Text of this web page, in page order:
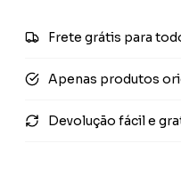
Frete grátis para
Apenas produtos
Devolução fácil e